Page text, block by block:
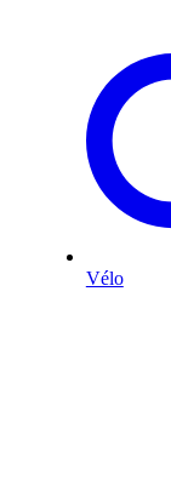
Vélo